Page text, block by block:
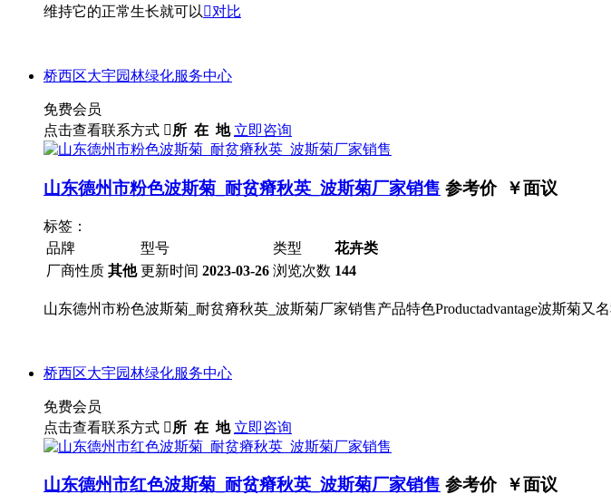
维持它的正常生长就可以 对比
桥西区大宇园林绿化服务中心
免费会员
点击查看联系方式 所 在 地 立即咨询
山东德州市粉色波斯菊_耐贫瘠秋英_波斯菊厂家销售 参考价 ￥面议
标签：
品牌
型号 类型
花卉类
厂商性质 其他 更新时间 2023-03-26 浏览次数 144
山东德州市粉色波斯菊_耐贫瘠秋英_波斯菊厂家销售产品特色Productadvantage波斯菊
桥西区大宇园林绿化服务中心
免费会员
点击查看联系方式 所 在 地 立即咨询
山东德州市红色波斯菊_耐贫瘠秋英_波斯菊厂家销售 参考价 ￥面议